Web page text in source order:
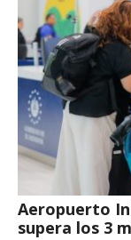
Aeropuerto
supera los 3